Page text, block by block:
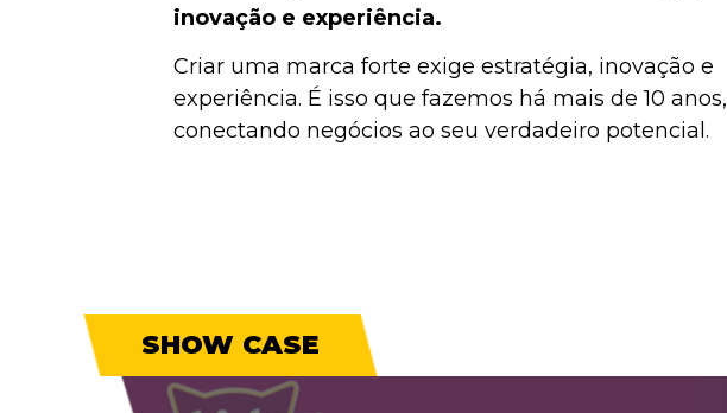
inovação e experiência.
Criar uma marca forte exige estratégia, inovação e
experiência. É isso que fazemos há mais de 10 anos,
conectando negócios ao seu verdadeiro potencial.
SHOW CASE